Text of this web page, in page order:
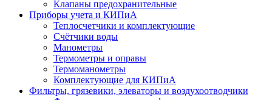
Клапаны предохранительные
Приборы учета и КИПиА
Теплосчетчики и комплектующие
Счётчики воды
Манометры
Термометры и оправы
Термоманометры
Комплектующие для КИПиА
Фильтры, грязевики, элеваторы и воздухоотводчики